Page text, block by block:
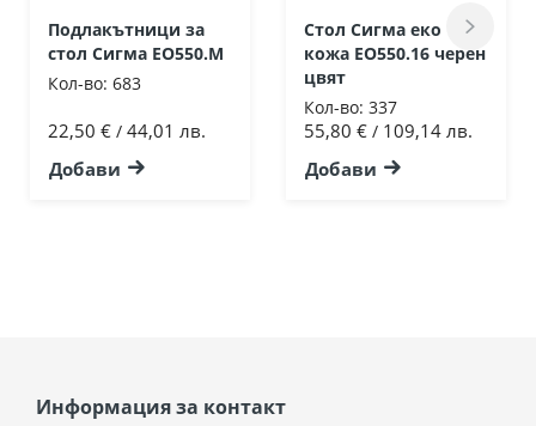
Подлакътници за
стол Сигма ΕΟ550.Μ
Кол-во: 683
22,50 € / 44,01 лв.
Добави
Стол Сигма еко
кожа ΕΟ550.16 черен
цвят
Кол-во: 337
55,80 € / 109,14 лв.
Добави
Информация за контакт